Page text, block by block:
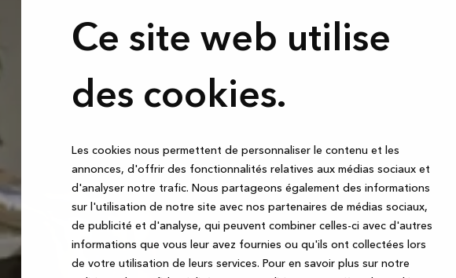
Ce site web utilise
des cookies.
Les cookies nous permettent de personnaliser le contenu et les
annonces, d'offrir des fonctionnalités relatives aux médias sociaux et
d'analyser notre trafic. Nous partageons également des informations
sur l'utilisation de notre site avec nos partenaires de médias sociaux,
de publicité et d'analyse, qui peuvent combiner celles-ci avec d'autres
informations que vous leur avez fournies ou qu'ils ont collectées lors
de votre utilisation de leurs services. Pour en savoir plus sur notre